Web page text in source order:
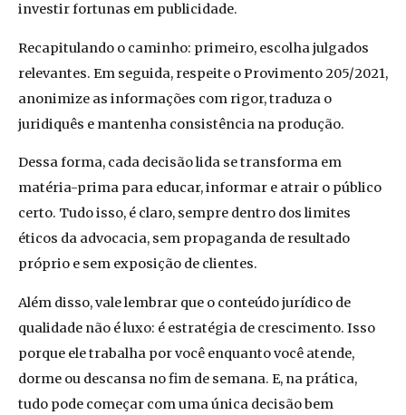
investir fortunas em publicidade.
Recapitulando o caminho: primeiro, escolha julgados
relevantes. Em seguida, respeite o Provimento 205/2021,
anonimize as informações com rigor, traduza o
juridiquês e mantenha consistência na produção.
Dessa forma, cada decisão lida se transforma em
matéria-prima para educar, informar e atrair o público
certo. Tudo isso, é claro, sempre dentro dos limites
éticos da advocacia, sem propaganda de resultado
próprio e sem exposição de clientes.
Além disso, vale lembrar que o conteúdo jurídico de
qualidade não é luxo: é estratégia de crescimento. Isso
porque ele trabalha por você enquanto você atende,
dorme ou descansa no fim de semana. E, na prática,
tudo pode começar com uma única decisão bem